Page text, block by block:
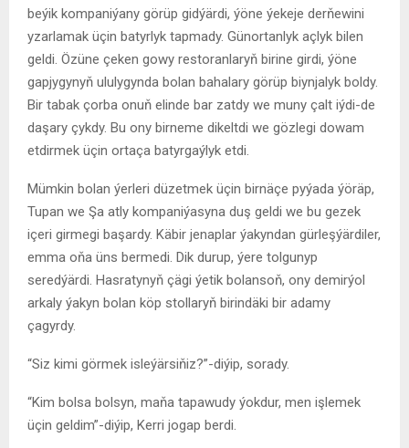
beýik kompaniýany görüp gidýärdi, ýöne ýekeje derňewini
yzarlamak üçin batyrlyk tapmady. Günortanlyk açlyk bilen
geldi. Özüne çeken gowy restoranlaryň birine girdi, ýöne
gapjygynyň ululygynda bolan bahalary görüp biynjalyk boldy.
Bir tabak çorba onuň elinde bar zatdy we muny çalt iýdi-de
daşary çykdy. Bu ony birneme dikeltdi we gözlegi dowam
etdirmek üçin ortaça batyrgaýlyk etdi.
Mümkin bolan ýerleri düzetmek üçin birnäçe pyýada ýöräp,
Tupan we Şa atly kompaniýasyna duş geldi we bu gezek
içeri girmegi başardy. Käbir jenaplar ýakyndan gürleşýärdiler,
emma oňa üns bermedi. Dik durup, ýere tolgunyp
seredýärdi. Hasratynyň çägi ýetik bolansoň, ony demirýol
arkaly ýakyn bolan köp stollaryň birindäki bir adamy
çagyrdy.
“Siz kimi görmek isleýärsiňiz?”-diýip, sorady.
“Kim bolsa bolsyn, maňa tapawudy ýokdur, men işlemek
üçin geldim”-diýip, Kerri jogap berdi.